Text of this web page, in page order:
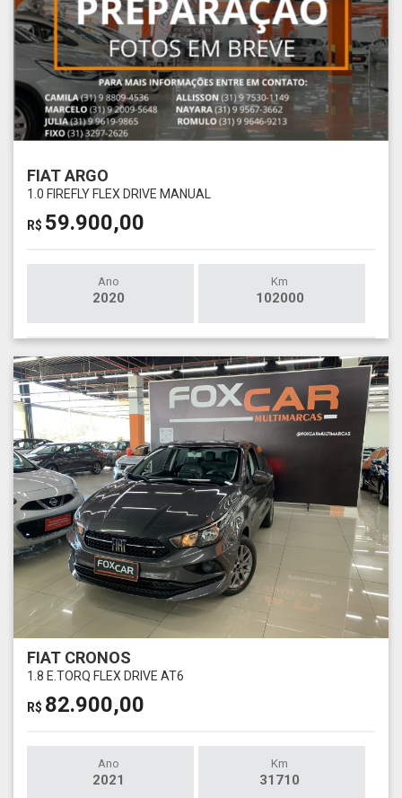
FIAT ARGO
1.0 FIREFLY FLEX DRIVE MANUAL
R$ 59.900,00
Ano
2020
Km
102000
FIAT CRONOS
1.8 E.TORQ FLEX DRIVE AT6
R$ 82.900,00
Ano
2021
Km
31710